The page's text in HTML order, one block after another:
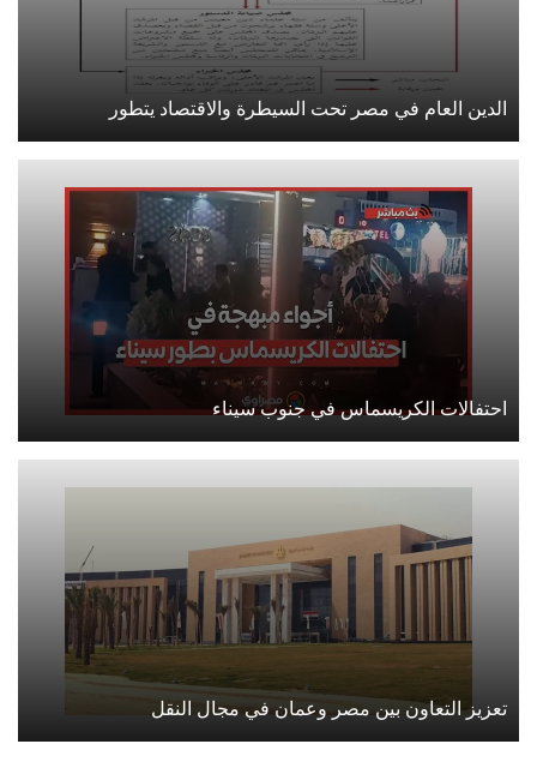
الدين العام في مصر تحت السيطرة والاقتصاد يتطور
احتفالات الكريسماس في جنوب سيناء
تعزيز التعاون بين مصر وعمان في مجال النقل